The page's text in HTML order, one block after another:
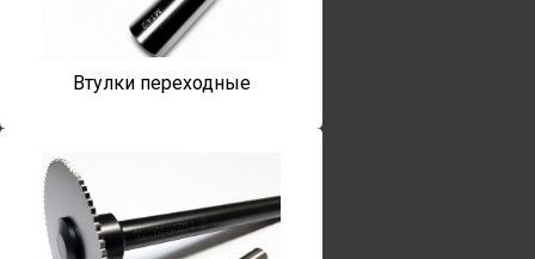
Втулки переходные